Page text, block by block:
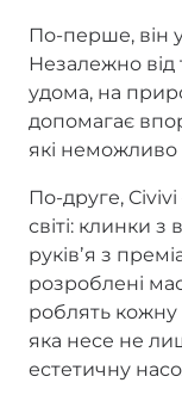
По-перше, він
Незалежно від
удома, на
допомагає
які
По-друге,
світі: клинки з
руківʼя з
розроблені
роблять
яка несе не
естетичну